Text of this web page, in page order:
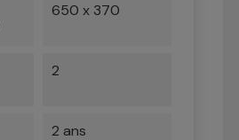
650 x 370
2
2 ans